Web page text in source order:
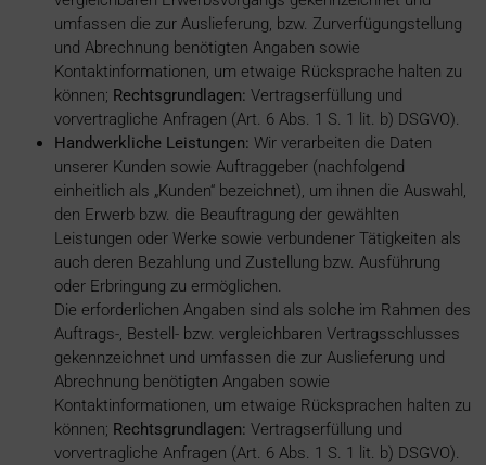
umfassen die zur Auslieferung, bzw. Zurverfügungstellung
und Abrechnung benötigten Angaben sowie
Kontaktinformationen, um etwaige Rücksprache halten zu
können; Rechtsgrundlagen: Vertragserfüllung und
vorvertragliche Anfragen (Art. 6 Abs. 1 S. 1 lit. b) DSGVO).
Handwerkliche Leistungen: Wir verarbeiten die Daten
unserer Kunden sowie Auftraggeber (nachfolgend
einheitlich als „Kunden“ bezeichnet), um ihnen die Auswahl,
den Erwerb bzw. die Beauftragung der gewählten
Leistungen oder Werke sowie verbundener Tätigkeiten als
auch deren Bezahlung und Zustellung bzw. Ausführung
oder Erbringung zu ermöglichen.
Die erforderlichen Angaben sind als solche im Rahmen des
Auftrags-, Bestell- bzw. vergleichbaren Vertragsschlusses
gekennzeichnet und umfassen die zur Auslieferung und
Abrechnung benötigten Angaben sowie
Kontaktinformationen, um etwaige Rücksprachen halten zu
können; Rechtsgrundlagen: Vertragserfüllung und
vorvertragliche Anfragen (Art. 6 Abs. 1 S. 1 lit. b) DSGVO).